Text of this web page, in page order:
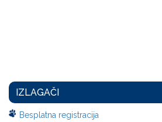
IZLAGAČI
Besplatna registracija